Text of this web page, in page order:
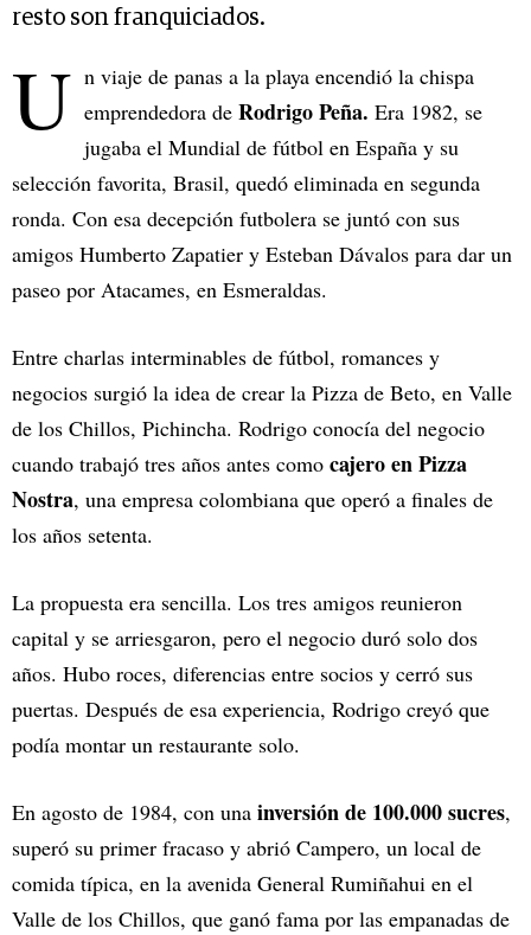
resto son franquiciados.
U n viaje de panas a la playa encendió la chispa
emprendedora de Rodrigo Peña. Era 1982, se
jugaba el Mundial de fútbol en España y su
selección favorita, Brasil, quedó eliminada en segunda
ronda. Con esa decepción futbolera se juntó con sus
amigos Humberto Zapatier y Esteban Dávalos para dar un
paseo por Atacames, en Esmeraldas.
Entre charlas interminables de fútbol, romances y
negocios surgió la idea de crear la Pizza de Beto, en Valle
de los Chillos, Pichincha. Rodrigo conocía del negocio
cuando trabajó tres años antes como cajero en Pizza
Nostra, una empresa colombiana que operó a finales de
los años setenta.
La propuesta era sencilla. Los tres amigos reunieron
capital y se arriesgaron, pero el negocio duró solo dos
años. Hubo roces, diferencias entre socios y cerró sus
puertas. Después de esa experiencia, Rodrigo creyó que
podía montar un restaurante solo.
En agosto de 1984, con una inversión de 100.000 sucres,
superó su primer fracaso y abrió Campero, un local de
comida típica, en la avenida General Rumiñahui en el
Valle de los Chillos, que ganó fama por las empanadas de